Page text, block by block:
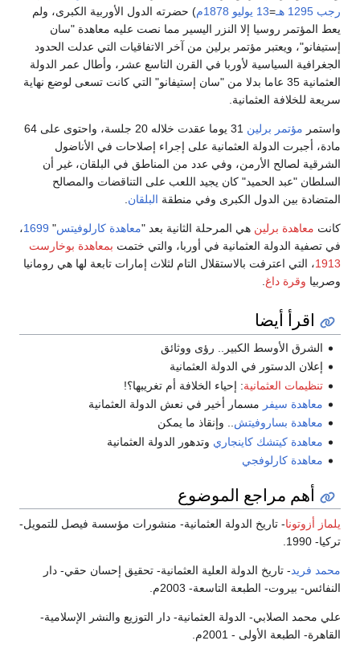
رجب 1295 هـ =13 يوليو 1878م
) حضرته الدول الأوربية الكبرى، ولم
يعط المؤتمر روسيا إلا النزر اليسير مما نصت عليه معاهدة "سان
إستيفانو"، ويعتبر مؤتمر برلين من آخر الاتفاقيات التي عدلت الحدود
الجغرافية السياسية لأوربا في القرن التاسع عشر، وأطال عمر الدولة
العثمانية 35 عاما بدلا من "سان إستيفانو" التي كانت تسعى لوضع نهاية
سريعة للخلافة العثمانية.
واستمر مؤتمر برلين
31 يوما عقدت خلاله 20 جلسة، واحتوى على 64
مادة، أجبرت الدولة العثمانية على إجراء إصلاحات في الأناضول
الشرقية لصالح الأرمن، وفي عدد من المناطق في البلقان، غير أن
السلطان "عبد الحميد" كان يجيد اللعب على التناقضات والمصالح
المتضادة بين الدول الكبرى وفي منطقة البلقان.
كانت معاهدة برلين هي المرحلة الثانية بعد "معاهدة كارلوفيتس"
1699،
في تصفية الدولة العثمانية في أوربا، والتي ختمت بمعاهدة بوخارست
1913، التي اعترفت بالاستقلال التام لثلاث إمارات تابعة لها هي رومانيا
وصربيا وقرة داغ.
اقرأ أيضا
الشرق الأوسط الكبير.. رؤى ووثائق
إعلان الدستور في الدولة العثمانية
تنظيمات العثمانية: إحياء الخلافة أم تغريبها؟!
معاهدة سيفر مسمار أخير في نعش الدولة العثمانية
معاهدة بساروفيتش.. وإنقاذ ما يمكن
معاهدة كيتشك كاينجاري وتدهور الدولة العثمانية
معاهدة كارلوفجي
أهم مراجع الموضوع
يلماز أزوتونا- تاريخ الدولة العثمانية- منشورات مؤسسة فيصل للتمويل-
تركيا- 1990.
محمد فريد- تاريخ الدولة العلية العثمانية- تحقيق إحسان حقي- دار
النفائس- بيروت- الطبعة التاسعة- 2003م.
علي محمد الصلابي- الدولة العثمانية- دار التوزيع والنشر الإسلامية-
القاهرة- الطبعة الأولى - 2001م.